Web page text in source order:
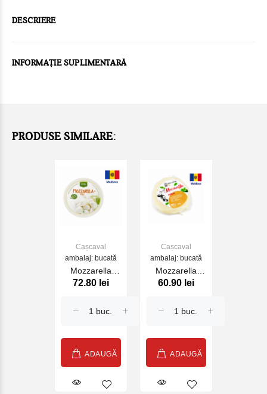
DESCRIERE
INFORMAȚIE SUPLIMENTARĂ
PRODUSE SIMILARE:
Cașcaval
ambalaj: bucată
Mozzarella
Perle "Ferma
72.80 lei
ADAUGĂ
Cașcaval
ambalaj: bucată
Mozzarella
Pizza "Ferma
60.90 lei
ADAUGĂ